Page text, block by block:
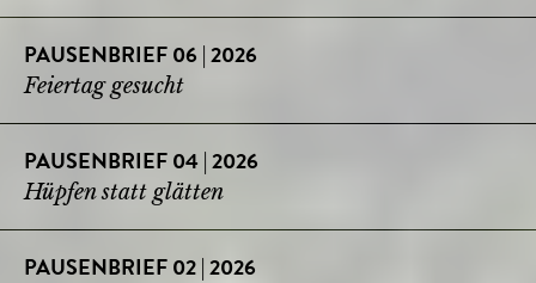
PAUSENBRIEF 06 | 2026
Feiertag gesucht
PAUSENBRIEF 04 | 2026
Hüpfen statt glätten
PAUSENBRIEF 02 | 2026